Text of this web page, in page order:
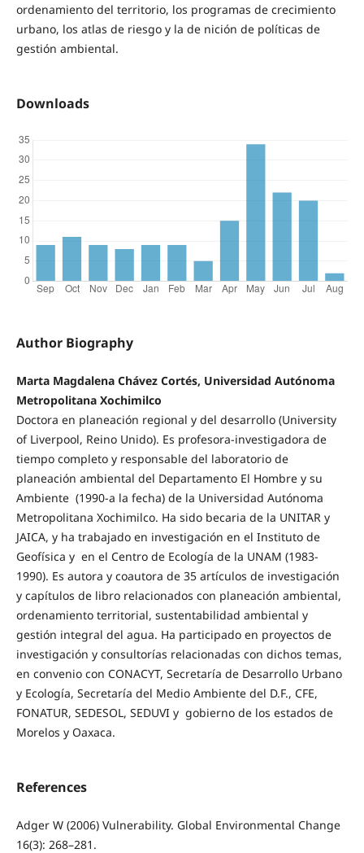
ordenamiento del territorio, los programas de crecimiento
urbano, los atlas de riesgo y la de nición de políticas de
gestión ambiental.
Downloads
Author Biography
Marta Magdalena Chávez Cortés, Universidad Autónoma
Metropolitana Xochimilco
Doctora en planeación regional y del desarrollo (University
of Liverpool, Reino Unido). Es profesora-investigadora de
tiempo completo y responsable del laboratorio de
planeación ambiental del Departamento El Hombre y su
Ambiente (1990-a la fecha) de la Universidad Autónoma
Metropolitana Xochimilco. Ha sido becaria de la UNITAR y
JAICA, y ha trabajado en investigación en el Instituto de
Geofísica y en el Centro de Ecología de la UNAM (1983-
1990). Es autora y coautora de 35 artículos de investigación
y capítulos de libro relacionados con planeación ambiental,
ordenamiento territorial, sustentabilidad ambiental y
gestión integral del agua. Ha participado en proyectos de
investigación y consultorías relacionadas con dichos temas,
en convenio con CONACYT, Secretaría de Desarrollo Urbano
y Ecología, Secretaría del Medio Ambiente del D.F., CFE,
FONATUR, SEDESOL, SEDUVI y gobierno de los estados de
Morelos y Oaxaca.
References
Adger W (2006) Vulnerability. Global Environmental Change
16(3): 268–281.